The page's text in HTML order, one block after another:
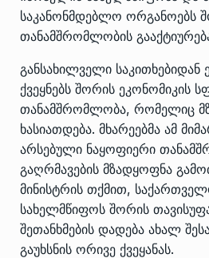
საკანონმდებლო ორგანოებს
თანამშრომლობის
განსახილველი
ქვეყნებს შორის ეკონომიკის
თანამშრომლობა, რომელიც
ხასიათდება. მხარეებმა ამ
არსებული ნაყოფიერი
გაღრმავების მზადყოფნა
მინისტრის თქმით,
სახელმწიფოს შორის
შეთანხმების დადება ახალ
გაუხსნის ორივე ქვეყანას.